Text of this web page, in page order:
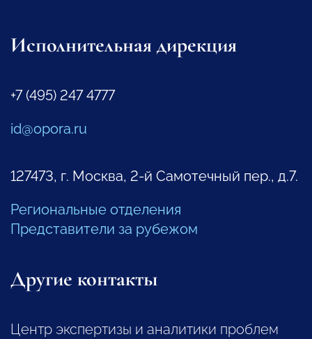
Исполнительная дирекция
+7 (495) 247 4777
id@opora.ru
127473, г. Москва, 2-й Самотечный пер., д.7.
Региональные отделения
Представители за рубежом
Другие контакты
Центр экспертизы и аналитики проблем